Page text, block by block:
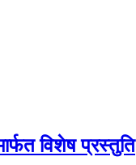
विशेष प्रस्तुति